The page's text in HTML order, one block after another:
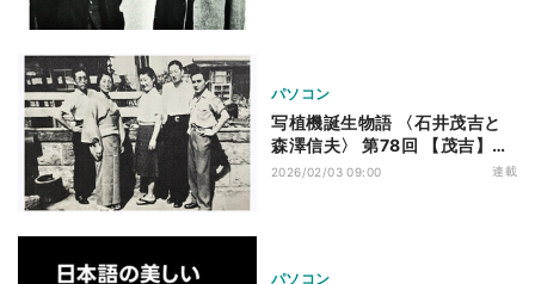
パソコン
写植機誕生物語 〈石井茂吉と
森澤信夫〉 第78回 【茂吉】敗
戦――焦土のなかで
2026/02/03 09:00 連載
パソコン